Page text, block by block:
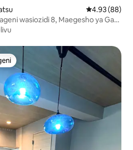
Ukadiriaji wa
4.93 (88)
wasiozidi 8, Maegesho ya Gari
wageni